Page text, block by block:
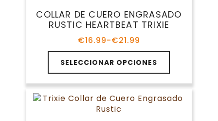
se
pueden
en
página
de
producto
COLLAR DE CUERO ENGRASADO
RUSTIC HEARTBEAT TRIXIE
€16.99-€21.99
Rango
de
precios:
desde
€16.99
hasta
€21.99
SELECCIONAR OPCIONES
Este
producto
tiene
múltiples
variantes.